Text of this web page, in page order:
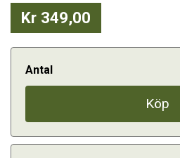
Kr 349,00
Antal
Köp